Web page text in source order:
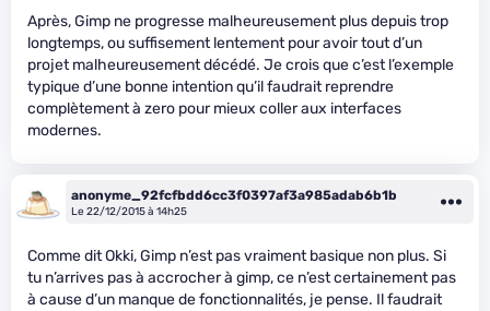
Après, Gimp ne progresse malheureusement plus depuis trop
longtemps, ou suffisement lentement pour avoir tout d’un
projet malheureusement décédé. Je crois que c’est l’exemple
typique d’une bonne intention qu’il faudrait reprendre
complètement à zero pour mieux coller aux interfaces
modernes.
anonyme_92fcfbdd6cc3f0397af3a985adab6b1b
Le 22/12/2015 à 14h25
Comme dit Okki, Gimp n’est pas vraiment basique non plus. Si
tu n’arrives pas à accrocher à gimp, ce n’est certainement pas
à cause d’un manque de fonctionnalités, je pense. Il faudrait